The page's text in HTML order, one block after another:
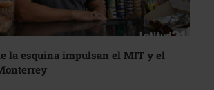
la esquina impulsan el MIT y el